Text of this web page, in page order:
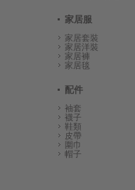
家居服
家居套裝
家居洋裝
家居褲
家居毯
配件
袖套
襪子
鞋類
皮帶
圍巾
帽子